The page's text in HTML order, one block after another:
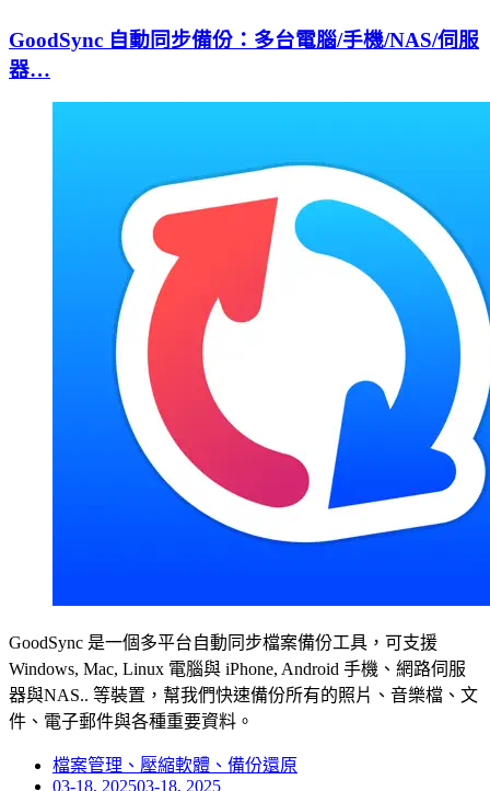
GoodSync 自動同步備份：多台電腦/手機/NAS/伺服
器…
GoodSync 是一個多平台自動同步檔案備份工具，可支援
Windows, Mac, Linux 電腦與 iPhone, Android 手機、網路伺服
器與NAS.. 等裝置，幫我們快速備份所有的照片、音樂檔、文
件、電子郵件與各種重要資料。
檔案管理、壓縮軟體、備份還原
Posted
03-18, 202503-18, 2025